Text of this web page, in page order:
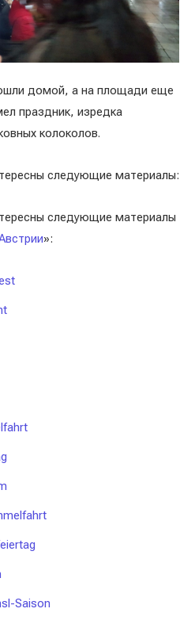
домой, а на площади еще
праздник, изредка
колоколов.
следующие материалы:
следующие материалы
»:
Saison